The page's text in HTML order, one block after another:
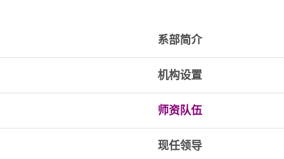
系部简介
机构设置
师资队伍
现任领导